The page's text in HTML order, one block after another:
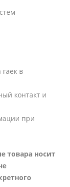
в
контакт и
при
товара носит